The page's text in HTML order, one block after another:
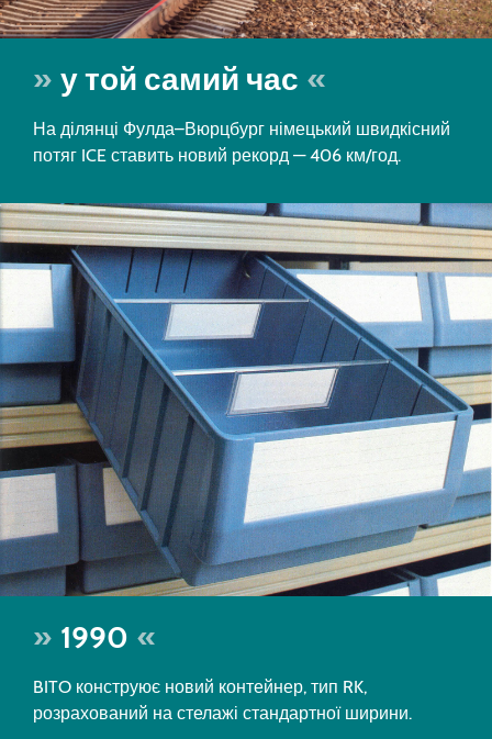
у той самий час
На ділянці Фулда–Вюрцбург німецький швидкісний
потяг ICE ставить новий рекорд — 406 км/год.
1990
BITO конструює новий контейнер, тип RK,
розрахований на стелажі стандартної ширини.